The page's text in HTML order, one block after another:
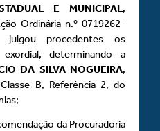
E MUNICIPAL,
Ordinária n.º 0719262-
julgou procedentes os
determinando a
DA SILVA NOGUEIRA,
B, Referência 2, do
da Procuradoria